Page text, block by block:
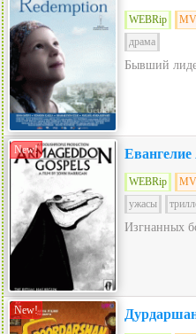
WEBRip
драма
Бывший
New! Евангелие
WEBRip
ужасы
Изгнанных
New!